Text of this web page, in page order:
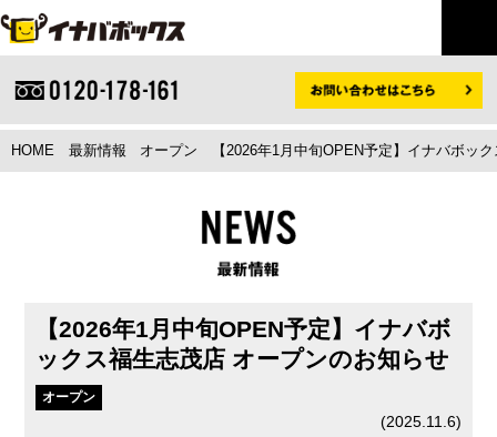
HOME 最新情報 オープン 【2026年1月中旬OPEN予定】イナバボッ
【2026年1月中旬OPEN予定】イナバボ
ックス福生志茂店 オープンのお知らせ
オープン
(2025.11.6)